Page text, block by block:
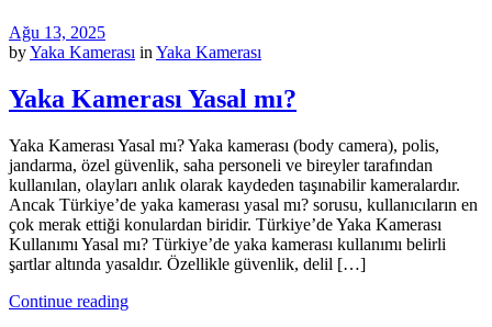
Ağu 13, 2025
byYaka Kamerası in Yaka Kamerası
Yaka Kamerası Yasal mı?
Yaka Kamerası Yasal mı? Yaka kamerası (body camera), polis,
jandarma, özel güvenlik, saha personeli ve bireyler tarafından
kullanılan, olayları anlık olarak kaydeden taşınabilir kameralardır.
Ancak Türkiye’de yaka kamerası yasal mı? sorusu, kullanıcıların en
çok merak ettiği konulardan biridir. Türkiye’de Yaka Kamerası
Kullanımı Yasal mı? Türkiye’de yaka kamerası kullanımı belirli
şartlar altında yasaldır. Özellikle güvenlik, delil […]
Continue reading